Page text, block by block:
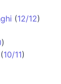
(12/12)
)
(10/11)